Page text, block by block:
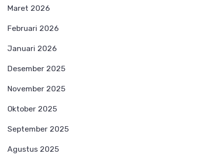
Maret 2026
Februari 2026
Januari 2026
Desember 2025
November 2025
Oktober 2025
September 2025
Agustus 2025